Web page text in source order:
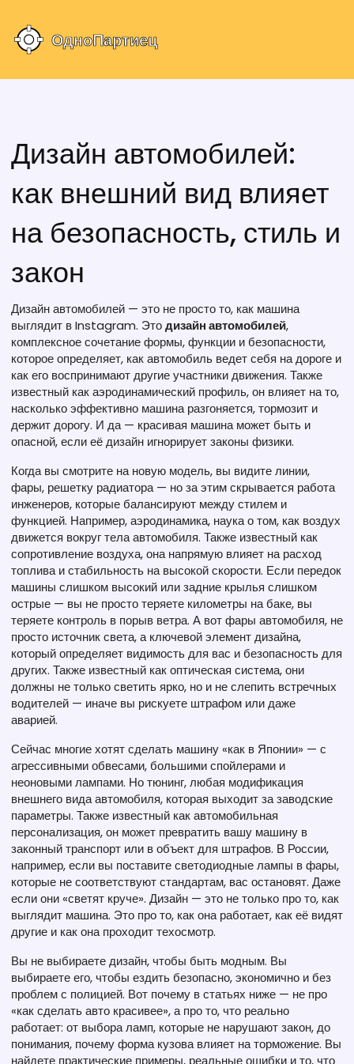
Дизайн автомобилей:
как внешний вид влияет
на безопасность, стиль и
закон
Дизайн автомобилей — это не просто то, как машина
выглядит в Instagram. Этодизайн автомобилей,
комплексное сочетание формы, функции и безопасности,
которое определяет, как автомобиль ведет себя на дороге и
как его воспринимают другие участники движения. Также
известный какаэродинамический профиль, он влияет на то,
насколько эффективно машина разгоняется, тормозит и
держит дорогу. И да — красивая машина может быть и
опасной, если её дизайн игнорирует законы физики.
Когда вы смотрите на новую модель, вы видите линии,
фары, решетку радиатора — но за этим скрывается работа
инженеров, которые балансируют между стилем и
функцией. Например,аэродинамика, наука о том, как воздух
движется вокруг тела автомобиля. Также известный как
сопротивление воздуха, она напрямую влияет на расход
топлива и стабильность на высокой скорости. Если передок
машины слишком высокий или задние крылья слишком
острые — вы не просто теряете километры на баке, вы
теряете контроль в порыв ветра. А вотфары автомобиля, не
просто источник света, а ключевой элемент дизайна,
который определяет видимость для вас и безопасность для
других. Также известный какоптическая система, они
должны не только светить ярко, но и не слепить встречных
водителей — иначе вы рискуете штрафом или даже
аварией.
Сейчас многие хотят сделать машину «как в Японии» — с
агрессивными обвесами, большими спойлерами и
неоновыми лампами. Нотюнинг,любая модификация
внешнего вида автомобиля, которая выходит за заводские
параметры. Также известный какавтомобильная
персонализация, он может превратить вашу машину в
законный транспорт или в объект для штрафов. В России,
например, если вы поставите светодиодные лампы в фары,
которые не соответствуют стандартам, вас остановят. Даже
если они «светят круче». Дизайн — это не только про то, как
выглядит машина. Это про то, как она работает, как её видят
другие и как она проходит техосмотр.
Вы не выбираете дизайн, чтобы быть модным. Вы
выбираете его, чтобы ездить безопасно, экономично и без
проблем с полицией. Вот почему в статьях ниже — не про
«как сделать авто красивее», а про то, что реально
работает: от выбора ламп, которые не нарушают закон, до
понимания, почему форма кузова влияет на торможение. Вы
найдете практические примеры, реальные ошибки и то, что